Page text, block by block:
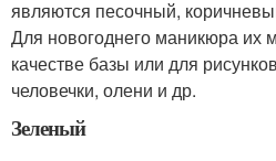
являются песочный,
Для новогоднего маникюра их
качестве базы или для
человечки, олени и др.
Зеленый